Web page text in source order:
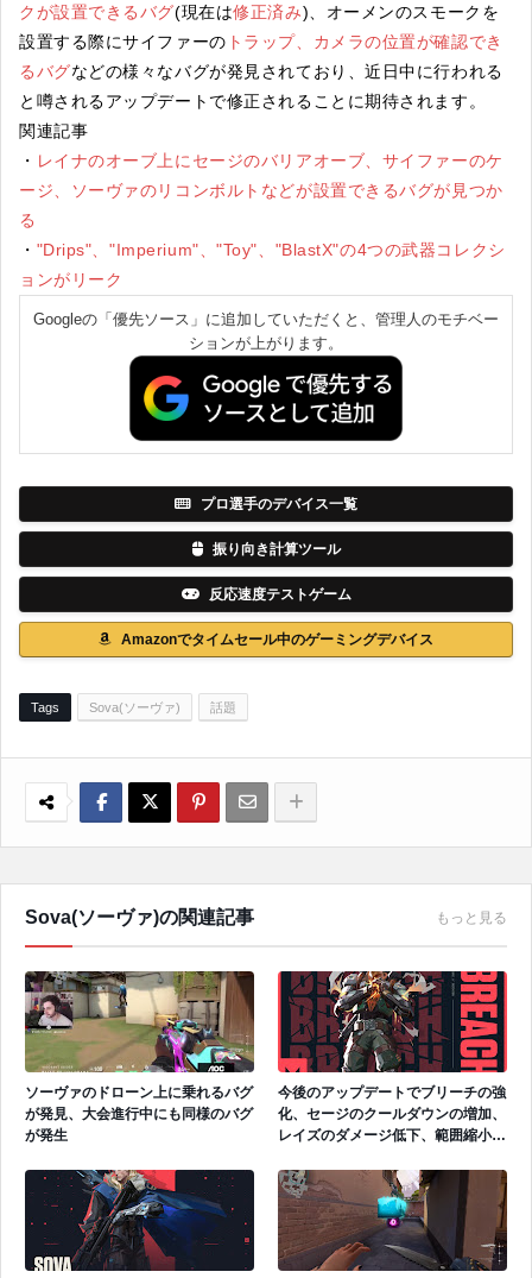
クが設置できるバグ(現在は修正済み)、オーメンのスモークを
設置する際にサイファーの トラップ、カメラの位置が確認でき
るバグなどの様々なバグが発見されており、近日中に行われる
と噂されるアップデートで修正されることに期待されます。
関連記事
・ レイナのオーブ上にセージのバリアオーブ、サイファーのケ
ージ、ソーヴァのリコンボルトなどが設置できるバグが見つか
る
・ "Drips"、"Imperium"、"Toy"、"BlastX"の4つの武器コレクシ
ョンがリーク
Googleの「優先ソース」に追加していただくと、管理人のモチベー
ションが上がります。
プロ選手のデバイス一覧
振り向き計算ツール
反応速度テストゲーム
Amazonでタイムセール中のゲーミングデバイス
Tags Sova(ソーヴァ) 話題
Sova(ソーヴァ)の関連記事 もっと見る
ソーヴァのドローン上に乗れるバグ
が発見、大会進行中にも同様のバグ
が発生
今後のアップデートでブリーチの強
化、セージのクールダウンの増加、
レイズのダメージ低下、範囲縮小、